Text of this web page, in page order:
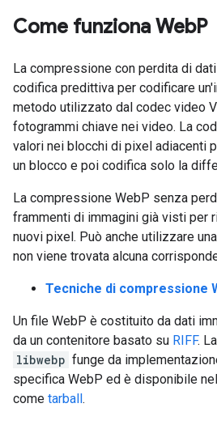
Come funziona WebP
La compressione con perdita di
codifica predittiva per codificare
metodo utilizzato dal codec video
fotogrammi chiave nei video. La
valori nei blocchi di pixel adiacenti
un blocco e poi codifica solo la
La compressione WebP senza
frammenti di immagini già visti per
nuovi pixel. Può anche utilizzare
non viene trovata alcuna
Tecniche di compressione
Un file WebP è costituito da dati
da un contenitore basato su RIFF.
libwebp funge da
specifica WebP ed è disponibile nel
come tarball.